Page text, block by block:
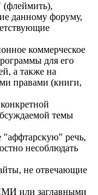
(флеймить),
данному форуму,
коммерческое
для его
а также на
правами (книги,
темы
"аффтарскую" речь,
несоблюдать
не отвечающие
или заглавными